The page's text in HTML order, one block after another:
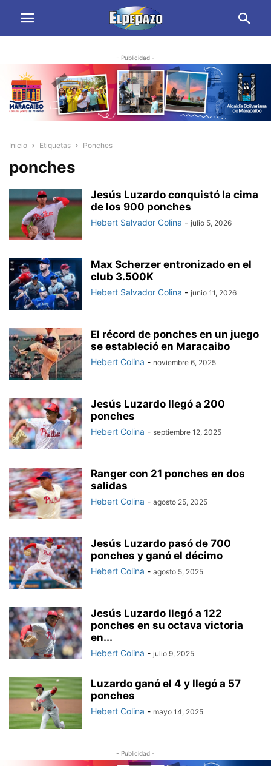
- Publicidad -
Inicio Etiquetas Ponches
ponches
Jesús Luzardo conquistó la cima
de los 900 ponches
Hebert Salvador Colina - julio 5, 2026
Max Scherzer entronizado en el
club 3.500K
Hebert Salvador Colina - junio 11, 2026
El récord de ponches en un juego
se estableció en Maracaibo
Hebert Colina - noviembre 6, 2025
Jesús Luzardo llegó a 200
ponches
Hebert Colina - septiembre 12, 2025
Ranger con 21 ponches en dos
salidas
Hebert Colina - agosto 25, 2025
Jesús Luzardo pasó de 700
ponches y ganó el décimo
Hebert Colina - agosto 5, 2025
Jesús Luzardo llegó a 122
ponches en su octava victoria
en...
Hebert Colina - julio 9, 2025
Luzardo ganó el 4 y llegó a 57
ponches
Hebert Colina - mayo 14, 2025
- Publicidad -